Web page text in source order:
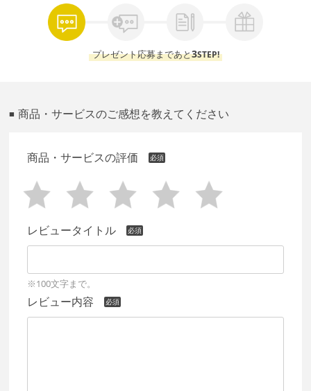
プレゼント応募まであと3STEP!
■ 商品・サービスのご感想を教えてください
商品・サービスの評価
レビュータイトル
※100文字まで。
レビュー内容